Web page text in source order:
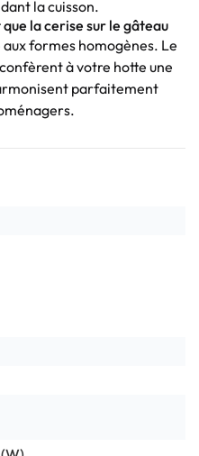
la cuisson.
la cerise sur le gâteau
formes homogènes. Le
à votre hotte une
parfaitement